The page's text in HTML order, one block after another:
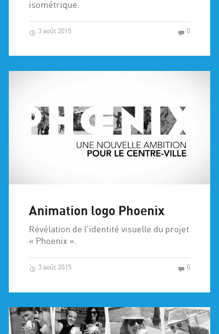
isométrique.
3 août 2015 0
Animation logo Phoenix
Révélation de l’identité visuelle du projet
« Phoenix ».
3 août 2015 0